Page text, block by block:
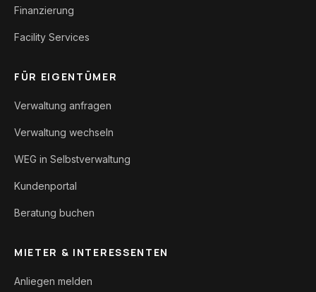
Finanzierung
Facility Services
FÜR EIGENTÜMER
Verwaltung anfragen
Verwaltung wechseln
WEG in Selbstverwaltung
Kundenportal
Beratung buchen
MIETER & INTERESSENTEN
Anliegen melden